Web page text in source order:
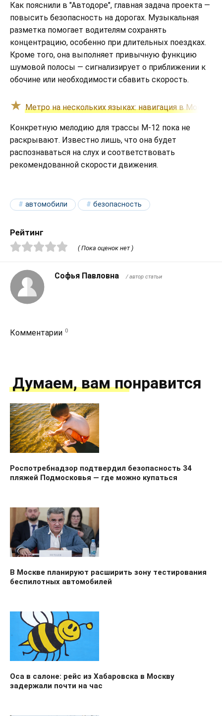
Как пояснили в "Автодоре", главная задача проекта —
повысить безопасность на дорогах. Музыкальная
разметка помогает водителям сохранять
концентрацию, особенно при длительных поездках.
Кроме того, она выполняет привычную функцию
шумовой полосы — сигнализирует о приближении к
обочине или необходимости сбавить скорость.
Метро на нескольких языках: навигация в Москве
Конкретную мелодию для трассы М-12 пока не
раскрывают. Известно лишь, что она будет
распознаваться на слух и соответствовать
рекомендованной скорости движения.
автомобили безопасность
Рейтинг
( Пока оценок нет )
Софья Павловна / автор статьи
Комментарии 0
Думаем, вам понравится
Роспотребнадзор подтвердил безопасность 34
пляжей Подмосковья — где можно купаться
В Москве планируют расширить зону тестирования
беспилотных автомобилей
Оса в салоне: рейс из Хабаровска в Москву
задержали почти на час